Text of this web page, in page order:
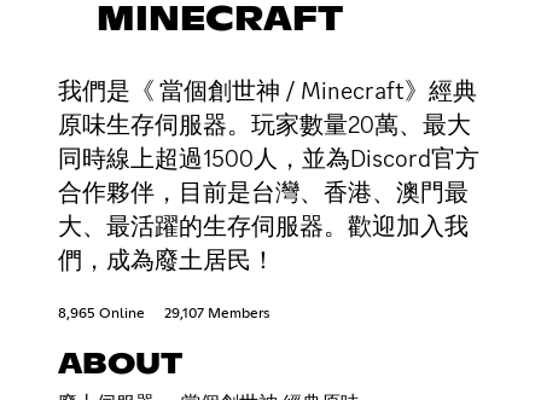
MINECRAFT
我們是《 當個創世神 / Minecraft》經典
原味生存伺服器。玩家數量20萬、最大
同時線上超過1500人，並為Discord官方
合作夥伴，目前是台灣、香港、澳門最
大、最活躍的生存伺服器。歡迎加入我
們，成為廢土居民！
8,965 Online 29,107 Members
ABOUT